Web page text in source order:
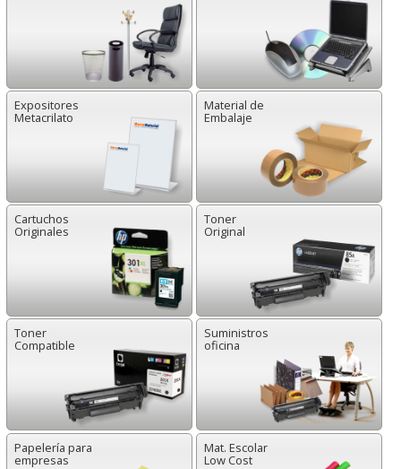
Expositores
Metacrilato
Material de
Embalaje
Cartuchos
Originales
Toner
Original
Toner
Compatible
Suministros
oficina
Papelería para
empresas
Mat. Escolar
Low Cost